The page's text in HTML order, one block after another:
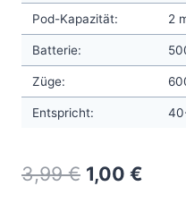
Pod-Kapazität: 2
Batterie:
Züge:
Entspricht:
3,99€ Original
1,00 €